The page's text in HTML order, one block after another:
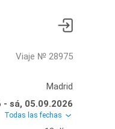
Viaje № 28975
Madrid
- sá, 05.09.2026
Todas las fechas